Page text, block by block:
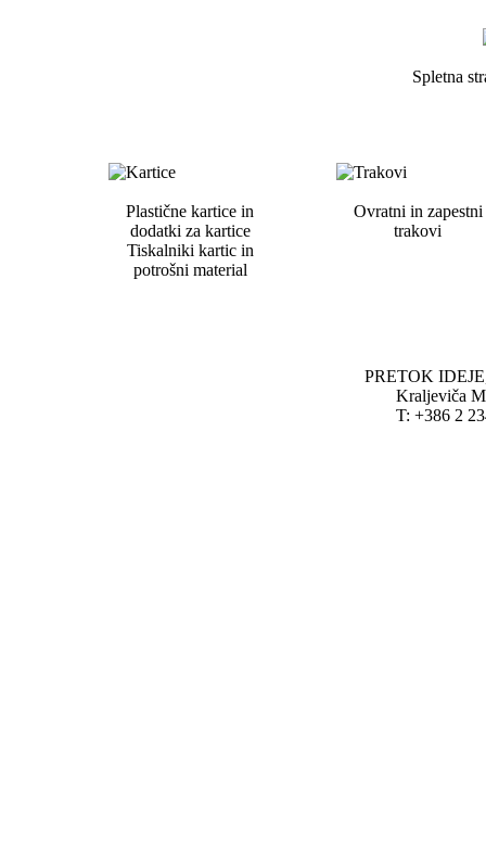
Spletna
Plastične kartice in
dodatki za kartice
Tiskalniki kartic in
potrošni material
Ovratni in zapestni
trakovi
PRETOK
Kraljeviča
T: +386 2